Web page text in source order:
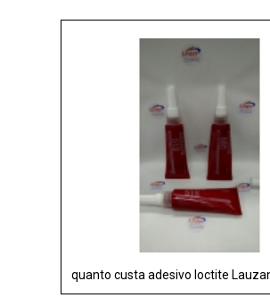
quanto custa adesivo loctite